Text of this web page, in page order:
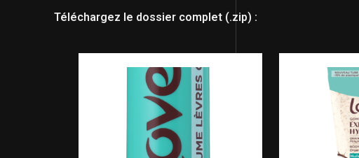
Téléchargez le dossier complet (.zip) :